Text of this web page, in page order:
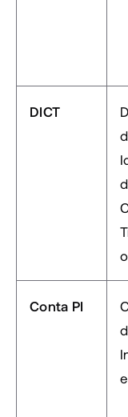
DICT
Conta PI